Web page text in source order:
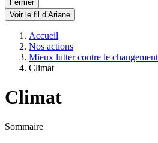
Fermer
Voir le fil d’Ariane
Accueil
Nos actions
Mieux lutter contre le
Climat
Climat
Sommaire